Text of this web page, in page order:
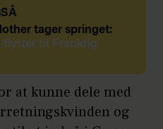
tager springet:
flytter til Frankrig
at kunne dele med
og